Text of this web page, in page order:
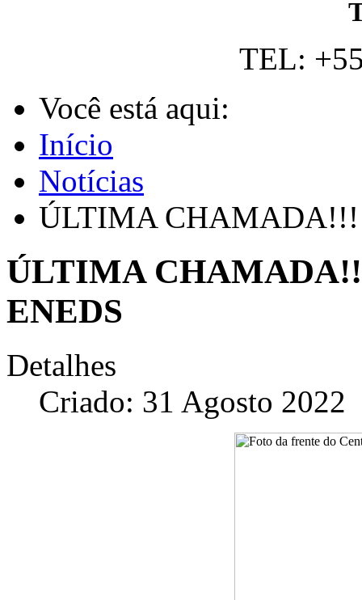
TEL:
Você está aqui:
Início
Notícias
ÚLTIMA CHAMADA!!!
ÚLTIMA
ENEDS
Detalhes
Criado: 31 Agosto 2022